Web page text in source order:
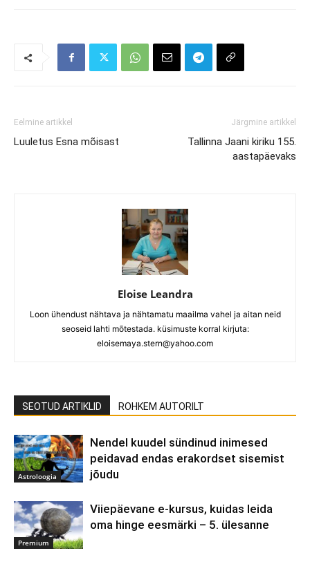
Eelmine artikkel
Luuletus Esna mõisast
Järgmine artikkel
Tallinna Jaani kiriku 155.
aastapäevaks
Eloise Leandra
Loon ühendust nähtava ja nähtamatu maailma vahel ja aitan neid
seoseid lahti mõtestada. küsimuste korral kirjuta:
eloisemaya.stern@yahoo.com
SEOTUD ARTIKLID ROHKEM AUTORILT
Astroloogia
Nendel kuudel sündinud inimesed
peidavad endas erakordset sisemist
jõudu
Premium
Viiepäevane e-kursus, kuidas leida
oma hinge eesmärki – 5. ülesanne